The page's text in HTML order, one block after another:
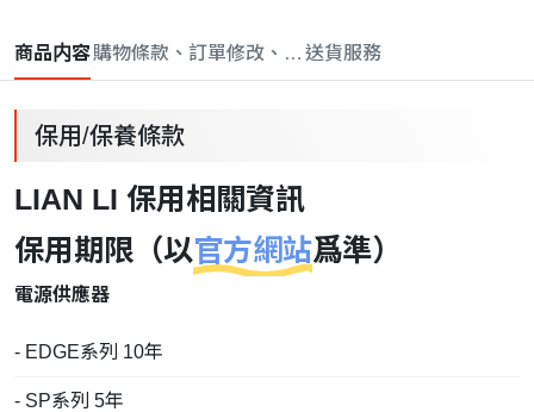
商品内容購物條款、訂單修改、取消與退款政策
送貨服務
保用/保養條款
LIAN LI 保用相關資訊
保用期限（以官方網站爲準）
電源供應器
- EDGE系列 10年
- SP系列 5年